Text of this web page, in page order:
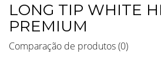
LONG TIP WHITE
PREMIUM
Comparação de produtos (0)